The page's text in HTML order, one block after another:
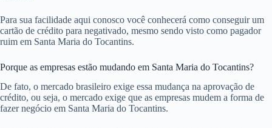
Para sua facilidade aqui conosco você conhecerá como conseguir um
cartão de crédito para negativado, mesmo sendo visto como pagador
ruim em Santa Maria do Tocantins.
Porque as empresas estão mudando em Santa Maria do Tocantins?
De fato, o mercado brasileiro exige essa mudança na aprovação de
crédito, ou seja, o mercado exige que as empresas mudem a forma de
fazer negócio em Santa Maria do Tocantins.